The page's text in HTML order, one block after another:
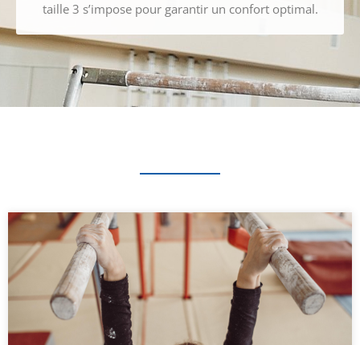
taille 3 s’impose pour garantir un confort optimal.